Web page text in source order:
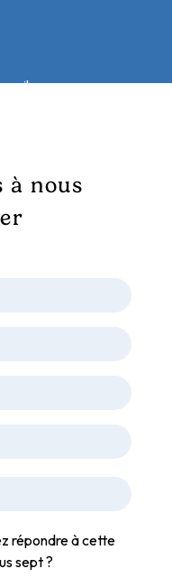
à nous
répondre à cette
sept ?